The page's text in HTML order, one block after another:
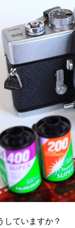
していますか？